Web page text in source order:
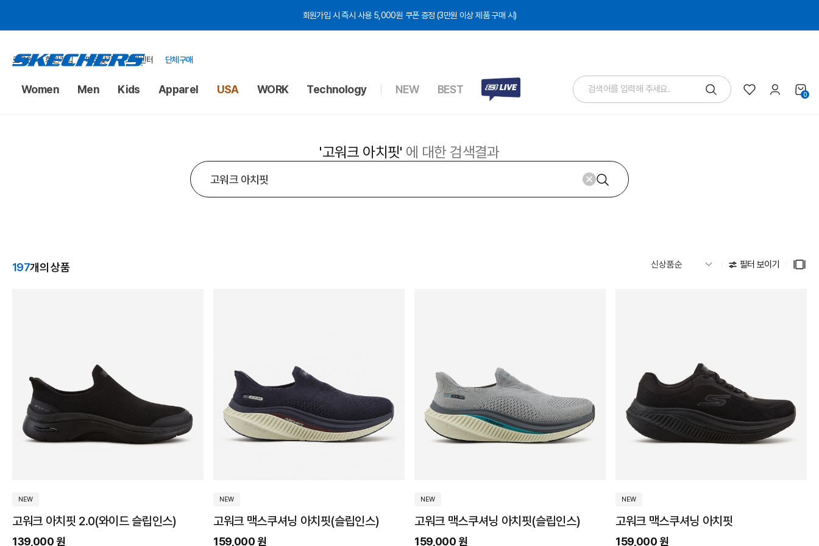
회원가입 시 즉시 사용 5,000원 쿠폰 증정 (3만원 이상 제품 구매 시)
로그인 회원가입 매장찾기 고객센터 단체구매
Women Men Kids Apparel USA WORK Technology NEW BEST 0
'고워크 아치핏' 에 대한 검색결과
230
235
197개의 상품 필터 보이기
NEW
고워크 아치핏 2.0(와이드 슬립인스)
139,000 원
NEW
고워크 맥스쿠셔닝 아치핏(슬립인스)
159,000 원
NEW
고워크 맥스쿠셔닝 아치핏(슬립인스)
159,000 원
NEW
고워크 맥스쿠셔닝 아치핏
159,000 원